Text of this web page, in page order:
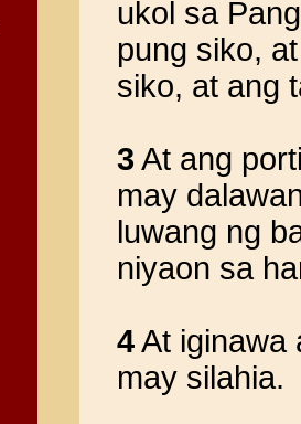
ukol sa
pung siko,
siko, at ang
3 At ang
may
luwang ng
niyaon sa
4At iginawa
may silahia.